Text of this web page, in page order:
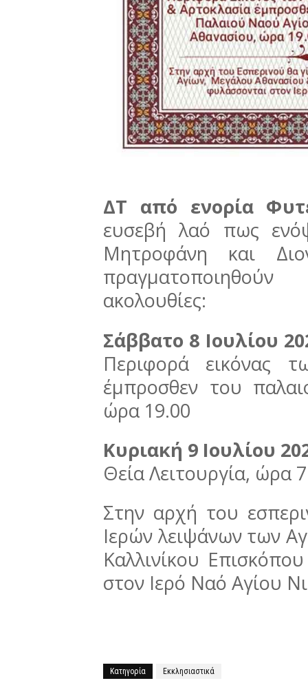
ΔΤ από ενορία
ευσεβή λαό πως
Μητροφάνη και
ακολουθίες:
Σάββατο 8 Ιουλίου
Περιφορά εικόνας
έμπροσθεν του
ώρα 19.00
Κυριακή 9 Ιουλίου
Θεία Λειτουργία, ώρα
Στην αρχή του
Ιερών λειψάνων των
Καλλινίκου
στον Ιερό Ναό Αγίου
Κατηγορία Εκκλησιαστικά